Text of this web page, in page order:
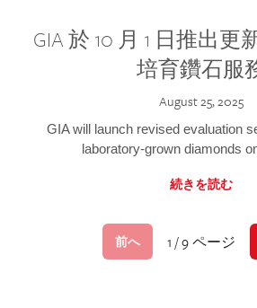
GIA 於 10 月 1 日推出
培育鑽石服
August 25, 2025
GIA will launch revised evaluation
laboratory-grown diamonds
続きを読む
前へ 1 / 9 ページ